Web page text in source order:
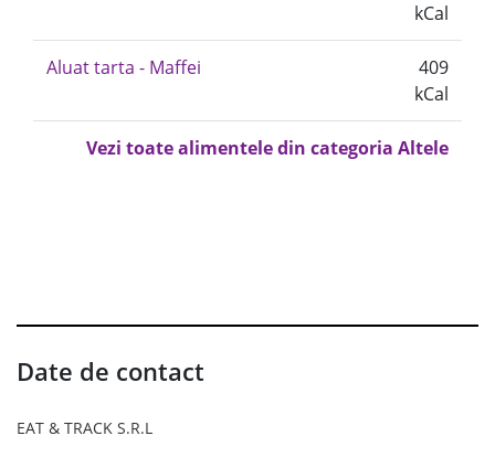
kCal
Aluat tarta - Maffei
409
kCal
Vezi toate alimentele din categoria Altele
Date de contact
EAT & TRACK S.R.L